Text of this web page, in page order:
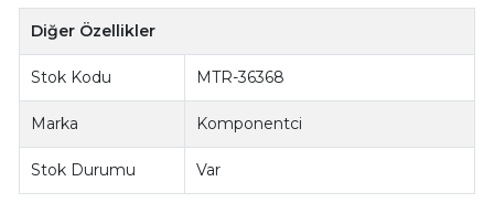
Diğer Özellikler
Stok Kodu MTR-36368
Marka Komponentci
Stok Durumu Var